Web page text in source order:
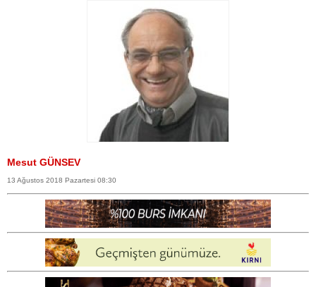
Mesut GÜNSEV
13 Ağustos 2018 Pazartesi 08:30